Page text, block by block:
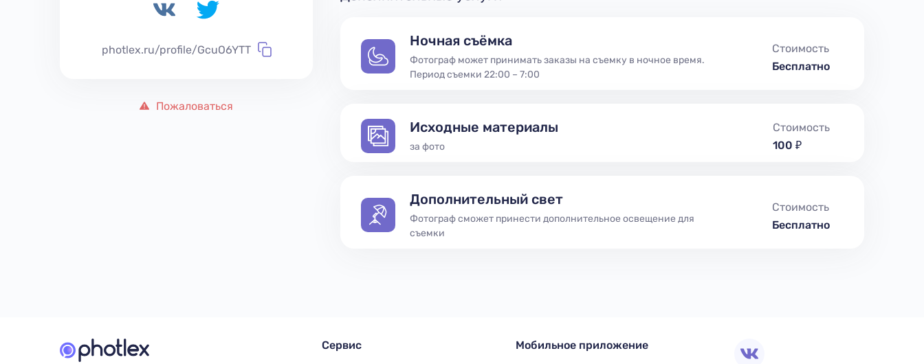
photlex.ru/profile/GcuO6YTT
Пожаловаться
Ночная съёмка
Фотограф может принимать заказы на съемку в ночное время.
Период съемки 22:00 – 7:00
Стоимость
Бесплатно
Исходные материалы
за фото
Стоимость
100 ₽
Дополнительный свет
Фотограф сможет принести дополнительное освещение для
съемки
Стоимость
Бесплатно
Сервиc
Мобильное приложение